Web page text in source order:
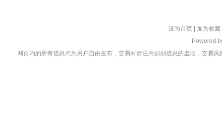
设为首页 加为收藏
Powered
网页内的所有信息均为用户自由发布，交易时请注意识别信息的虚假，交易